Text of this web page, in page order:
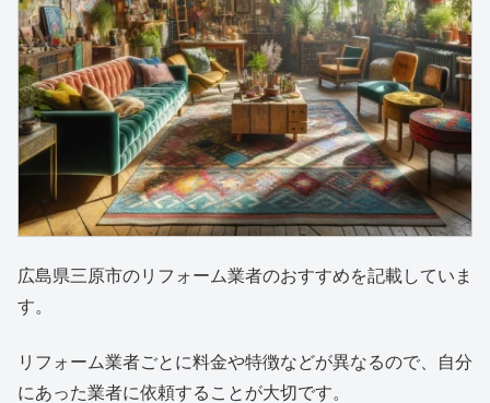
広島県三原市のリフォーム業者のおすすめを記載していま
す。
リフォーム業者ごとに料金や特徴などが異なるので、自分
にあった業者に依頼することが大切です。